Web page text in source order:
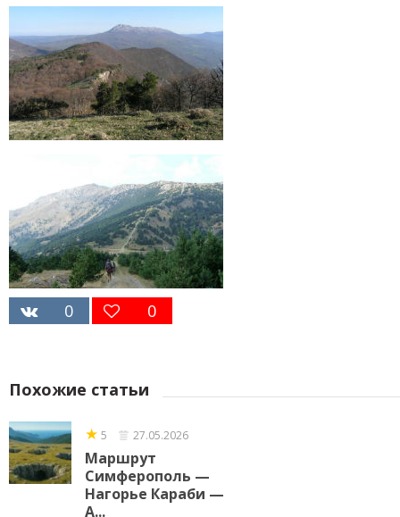
0 0
Похожие статьи
★ 5 27.05.2026
Маршрут
Симферополь —
Нагорье Караби —
А...